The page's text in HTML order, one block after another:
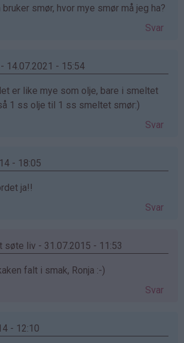
bruker smør, hvor mye smør må jeg ha?
Svar
14.07.2021 - 15:54
er like mye som olje, bare i smeltet
1 ss olje til 1 ss smeltet smør:)
Svar
- 18:05
ja!!
Svar
søte liv - 31.07.2015 - 11:53
falt i smak, Ronja :-)
Svar
- 12:10